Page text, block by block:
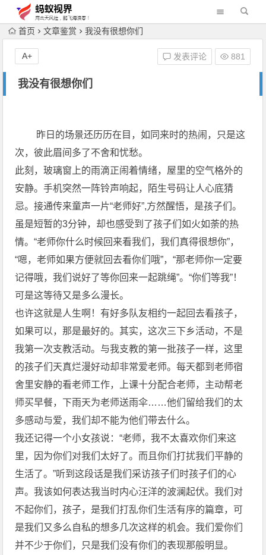
首页 文章鉴赏 我没有很想你们
我没有很想你们
发表评论 881
A+
昨日的场景还历历在目，如同来时的热闹，只是这
次，彼此眉间多了不舍和忧愁。
此刻，玻璃窗上的雨滴正闹着情绪，屋里的空气格外的
安静。手机突然一阵铃声响起，陌生号码让人心底猜
忌。接通传来童声一片“老师好”,方然醒悟，是孩子们。
虽是短暂的3分钟，却也感受到了孩子们如火如荼的热
情。“老师你什么时候回来看我们，我们真得很想你”，
“嗯，老师如果方便就回去看你们哦”，“那老师你一定要
记得哦，我们说好了等你回来一起跳绳”。“你们等我”！
可是这等待又是多么漫长。
也许这就是人生啊！有好多队友相约一起回去看孩子，
如果可以，那是最好的。其实，这次三下乡活动，不是
我第一次支教活动。与我支教的第一批孩子一样，这里
的孩子们天真烂漫好动却非常爱老师。每天都到老师宿
舍里安静的看老师工作，上课十分配合老师，主动帮老
师买早餐，下雨天为老师送雨伞……他们留给我们的太
多感动与爱，我们却不能为他们带去什么。
我还记得一个小女孩说：“老师，我不太喜欢你们来这
里，因为你们对我们太好了。而且你们打扰我们平静的
生活了。”听到这段话是我们采访孩子们时孩子们的心
声。我该如何表达我当时内心汪洋的波澜起伏。我们对
不起你们，孩子，是我们打乱你们生活有序的篇章，可
是我们又多么自私的想多几次这样的机会。我们爱你们
并不少于你们，只是我们没有你们的表现那般明显。